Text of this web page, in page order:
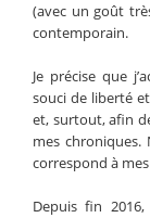
(avec un goût
contemporain.
Je précise que
souci de liberté
et, surtout, afin
mes chroniques.
correspond à
Depuis fin 2016,